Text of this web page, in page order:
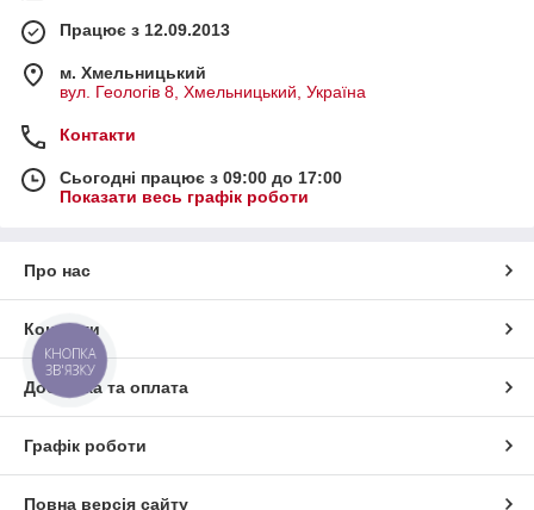
Працює з 12.09.2013
м. Хмельницький
вул. Геологів 8, Хмельницький, Україна
Контакти
Сьогодні працює з 09:00 до 17:00
Показати весь графік роботи
Про нас
Контакти
Доставка та оплата
Графік роботи
Повна версія сайту
КНОПКА
ЗВ'ЯЗКУ